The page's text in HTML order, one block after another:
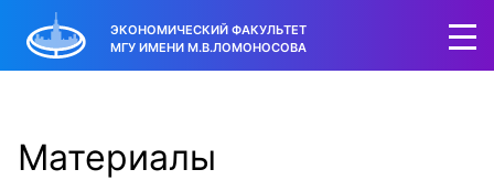
ЭКОНОМИЧЕСКИЙ ФАКУЛЬТЕТ
МГУ ИМЕНИ М.В.ЛОМОНОСОВА
Материалы